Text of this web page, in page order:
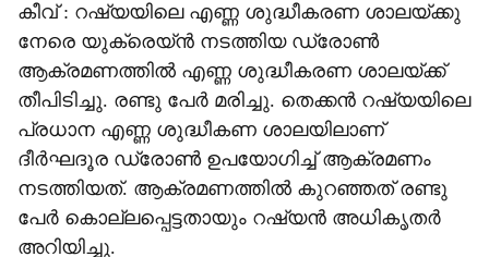
കീവ് : റഷ്യയിലെ എണ്ണ ശുദ്ധീകരണ ശാലയ്ക്കു
നേരെ യുക്രെയ്ൻ‌ നടത്തിയ ഡ്രോൺ
ആക്രമണത്തിൽ എണ്ണ ശുദ്ധീകരണ ശാലയ്ക്ക്
തീപിടിച്ചു. രണ്ടു പേർ മരിച്ചു. തെക്കൻ റഷ്യയിലെ
പ്രധാന എണ്ണ ശുദ്ധീകണ ശാലയിലാണ്
ദീർഘദൂര ഡ്രോൺ ഉപയോഗിച്ച് ആക്രമണം
നടത്തിയത്. ആക്രമണത്തിൽ കുറഞ്ഞത് രണ്ടു
പേർ കൊല്ലപ്പെട്ടതായും റഷ്യൻ അധികൃതർ
അറിയിച്ചു.